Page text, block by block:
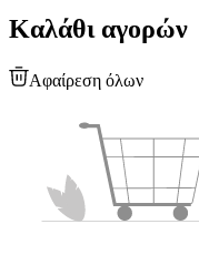
Καλάθι αγορών
Αφαίρεση όλων